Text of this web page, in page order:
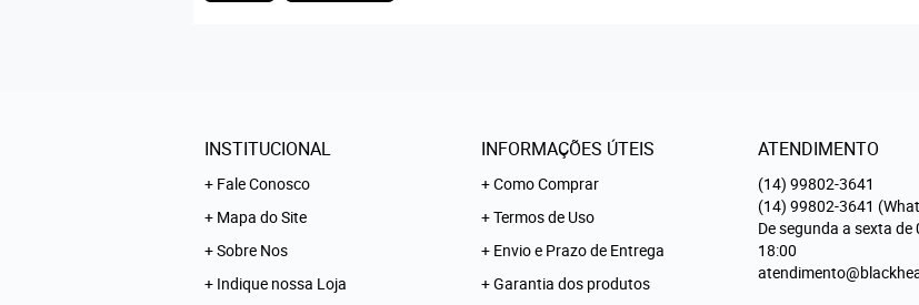
INSTITUCIONAL
Fale Conosco
Mapa do Site
Sobre Nos
Indique nossa Loja
INFORMAÇÕES ÚTEIS
Como Comprar
Termos de Uso
Envio e Prazo de Entrega
Garantia dos produtos
ATENDIMENTO
(14) 99802-3641
(14) 99802-3641
De segunda a sexta de
18:00